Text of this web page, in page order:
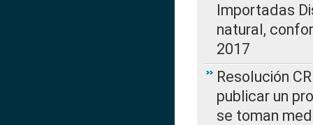
Importadas
natural,
2017
Resolución
publicar un
se toman